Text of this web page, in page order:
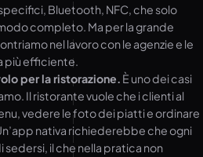
Bluetooth, NFC, che solo
completo. Ma per la grande
nel lavoro con le agenzie e le
più efficiente.
per la ristorazione. È uno dei casi
Il ristorante vuole che i clienti al
vedere le foto dei piatti e ordinare
nativa richiederebbe che ogni
il che nella pratica non